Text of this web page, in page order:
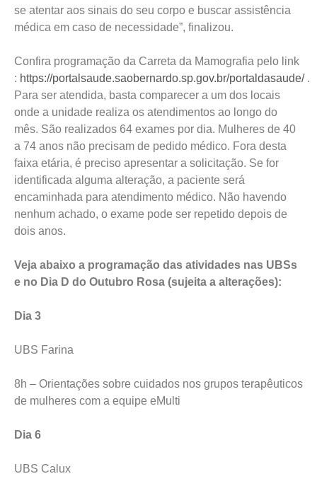
se atentar aos sinais do seu corpo e buscar assistência
médica em caso de necessidade”, finalizou.
Confira programação da Carreta da Mamografia pelo link
: https://portalsaude.saobernardo.sp.gov.br/portaldasaude/.
Para ser atendida, basta comparecer a um dos locais
onde a unidade realiza os atendimentos ao longo do
mês. São realizados 64 exames por dia. Mulheres de 40
a 74 anos não precisam de pedido médico. Fora desta
faixa etária, é preciso apresentar a solicitação. Se for
identificada alguma alteração, a paciente será
encaminhada para atendimento médico. Não havendo
nenhum achado, o exame pode ser repetido depois de
dois anos.
Veja abaixo a programação das atividades nas UBSs
e no Dia D do Outubro Rosa (sujeita a alterações):
Dia 3
UBS Farina
8h – Orientações sobre cuidados nos grupos terapêuticos
de mulheres com a equipe eMulti
Dia 6
UBS Calux